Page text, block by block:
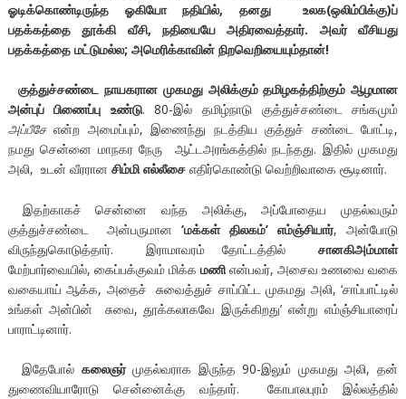
ஓடிக்கொண்டிருந்த ஓகியோ நதியில், தனது உலக(ஒலிம்பிக்கு)ப்
பதக்கத்தை தூக்கி வீசி, நதியையே அதிரவைத்தார். அவர் வீசியது
பதக்கத்தை மட்டுமல்ல; அமெரிக்காவின் நிறவெறியையும்தான்!
குத்துச்சண்டை நாயகரான முகமது அலிக்கும் தமிழகத்திற்கும் ஆழமான
அன்புப் பிணைப்பு உண்டு. 80-இல் தமிழ்நாடு குத்துச்சண்டை சங்கமும்
அப்பீசேஎன்ற அமைப்பும், இணைந்து நடத்திய குத்துச் சண்டை போட்டி,
நமது சென்னை மாநகர நேரு ஆட்டஅரங்கத்தில் நடந்தது. இதில் முகமது
அலி, உடன் வீரரான சிம்மி எல்லீசைஎதிர்கொண்டு வெற்றிவாகை சூடினார்.
இதற்காகச் சென்னை வந்த அலிக்கு, அப்போதைய முதல்வரும்
குத்துச்சண்டை அன்பருமான ‘மக்கள் திலகம்’ எம்ஞ்சியார், அன்போடு
விருந்துகொடுத்தார். இராமாவரம் தோட்டத்தில்சானகிஅம்மாள்
மேற்பார்வையில், கைப்பக்குவம் மிக்க மணிஎன்பவர், அசைவ உணவை வகை
வகையாய் ஆக்க, அதைச் சுவைத்துச் சாப்பிட்ட முகமது அலி, ‘சாப்பாட்டில்
உங்கள் அன்பின் சுவை, தூக்கலாகவே இருக்கிறது’ என்று எம்ஞ்சியாரைப்
பாராட்டினார்.
இதேபோல் கலைஞர்முதல்வராக இருந்த 90-இலும் முகமது அலி, தன்
துணைவியாரோடு சென்னைக்கு வந்தார். கோபாலபுரம் இல்லத்தில்